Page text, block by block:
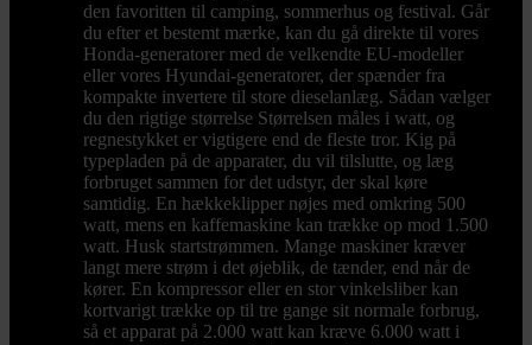
den favoritten til camping, sommerhus og festival. Går
du efter et bestemt mærke, kan du gå direkte til vores
Honda-generatorer med de velkendte EU-modeller
eller vores Hyundai-generatorer, der spænder fra
kompakte invertere til store dieselanlæg. Sådan vælger
du den rigtige størrelse Størrelsen måles i watt, og
regnestykket er vigtigere end de fleste tror. Kig på
typepladen på de apparater, du vil tilslutte, og læg
forbruget sammen for det udstyr, der skal køre
samtidig. En hækkeklipper nøjes med omkring 500
watt, mens en kaffemaskine kan trække op mod 1.500
watt. Husk startstrømmen. Mange maskiner kræver
langt mere strøm i det øjeblik, de tænder, end når de
kører. En kompressor eller en stor vinkelsliber kan
kortvarigt trække op til tre gange sit normale forbrug,
så et apparat på 2.000 watt kan kræve 6.000 watt i